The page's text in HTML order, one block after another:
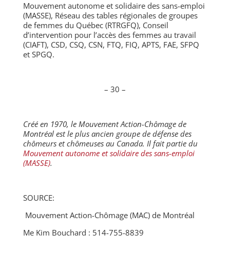
Mouvement autonome et solidaire des sans-emploi
(MASSE), Réseau des tables régionales de groupes
de femmes du Québec (RTRGFQ), Conseil
d’intervention pour l’accès des femmes au travail
(CIAFT), CSD, CSQ, CSN, FTQ, FIQ, APTS, FAE, SFPQ
et SPGQ.
– 30 –
Créé en 1970, le Mouvement Action-Chômage de
Montréal est le plus ancien groupe de défense des
chômeurs et chômeuses au Canada. Il fait partie du
Mouvement autonome et solidaire des sans-emploi
(MASSE).
SOURCE:
Mouvement Action-Chômage (MAC) de Montréal
Me Kim Bouchard : 514-755-8839